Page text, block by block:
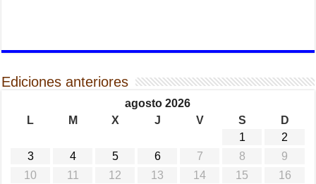
Ediciones anteriores
agosto 2026
L
M X J V S
D
1
2
3
4 5 6 7 8
9
10
11 12 13 14 15
16